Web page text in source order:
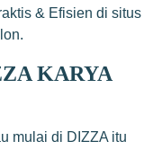
& Efisien di situs
.
KARYA
mulai di DIZZA itu